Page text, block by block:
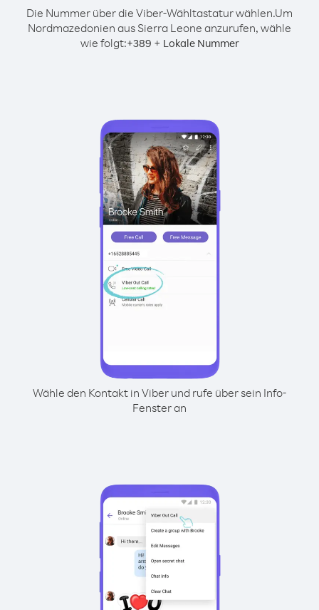
Die Nummer über die Viber-Wähltastatur wählen.Um
Nordmazedonien aus Sierra Leone anzurufen, wähle
wie folgt:+389 + Lokale Nummer
Wähle den Kontakt in Viber und rufe über sein Info-
Fenster an